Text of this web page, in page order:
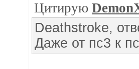
Цитирую
Deathstroke,
Даже от пс3 к